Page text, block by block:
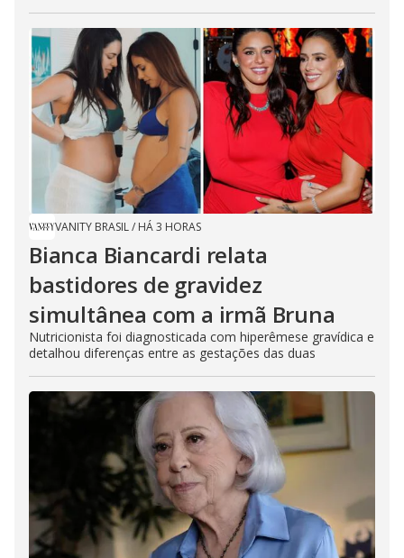
VANITY BRASIL/ HÁ 3 HORAS
Bianca Biancardi relata
bastidores de gravidez
simultânea com a irmã Bruna
Nutricionista foi diagnosticada com hiperêmese gravídica e
detalhou diferenças entre as gestações das duas